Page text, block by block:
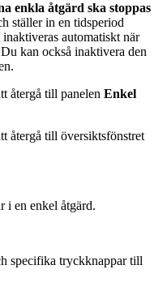
enkla åtgärd ska stoppas
ställer in en tidsperiod
automatiskt när
kan också inaktivera den
återgå till panelen Enkel
återgå till översiktsfönstret
i en enkel åtgärd.
specifika tryckknappar till